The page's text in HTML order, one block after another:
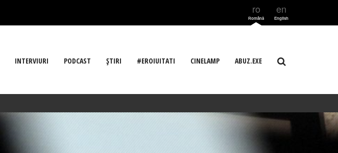
ro
Română
en
English
INTERVIURI PODCAST ŞTIRI #EROIUITATI CINELAMP ABUZ.EXE